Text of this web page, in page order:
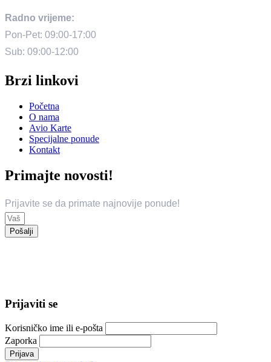
Radno vrijeme:
Pon-Pet: 09:00-17:00
Sub: 09:00-12:00
Brzi linkovi
Početna
O nama
Avio Karte
Specijalne ponude
Kontakt
Primajte novosti!
Prijavite se da primate najnovije ponude!
Pošalji
Prijaviti se
Korisničko ime ili e-pošta
Zaporka